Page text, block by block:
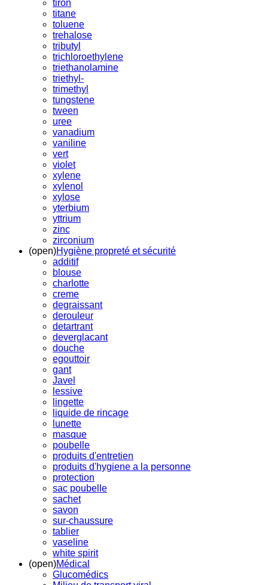
tiron
titane
toluene
trehalose
tributyl
trichloroethylene
triethanolamine
triethyl-
trimethyl
tungstene
tween
uree
vanadium
vaniline
vert
violet
xylene
xylenol
xylose
yterbium
yttrium
zinc
zirconium
(open)Hygiène propreté et sécurité
additif
blouse
charlotte
creme
degraissant
derouleur
detartrant
deverglacant
douche
egouttoir
gant
Javel
lessive
lingette
liquide de rincage
lunette
masque
poubelle
produits d'entretien
produits d'hygiene a la personne
protection
sac poubelle
sachet
savon
sur-chaussure
tablier
vaseline
white spirit
(open)Médical
Glucomédics